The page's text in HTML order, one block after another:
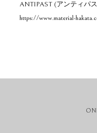
ANTIPAST (アンティパ
https://www.material-